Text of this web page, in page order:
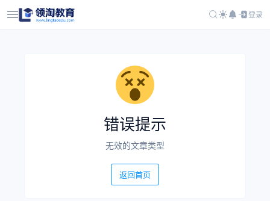
登录
错误提示
无效的文章类型
返回首页